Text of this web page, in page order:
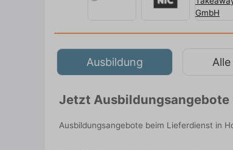
Ausbildung
Jetzt
Ausbildungsangebote beim Lieferdienst in